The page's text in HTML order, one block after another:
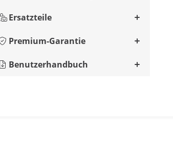
Ersatzteile
Premium-Garantie
Benutzerhandbuch